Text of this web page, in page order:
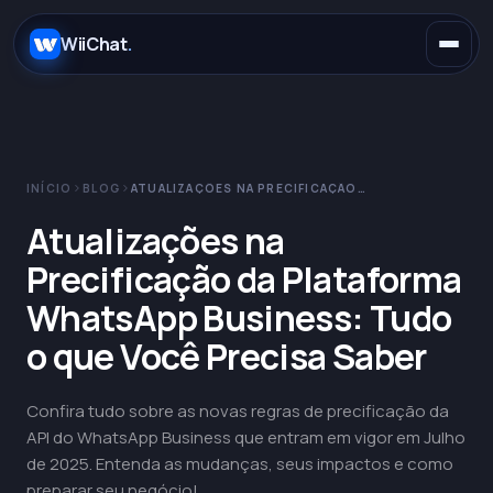
WiiChat.
E-commerce
Concessionárias
SaaS
Saúde
Educação
WhatsApp
Instagram
Telegram
Messenger
Claude
OpenAI
Gemini
INÍCIO BLOG ATUALIZAÇÕES NA PRECIFICAÇÃO DA PLATAFORMA WHATSAPP BUSINESS: TUDO O QUE VOCÊ PRECISA SABER
Atualizações na
Precificação da Plataforma
WhatsApp Business: Tudo
o que Você Precisa Saber
Confira tudo sobre as novas regras de precificação da
API do WhatsApp Business que entram em vigor em Julho
de 2025. Entenda as mudanças, seus impactos e como